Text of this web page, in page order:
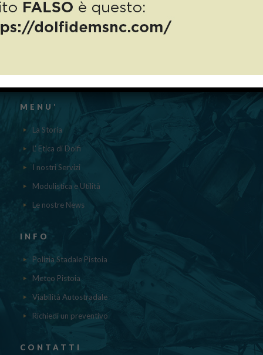
PUBBLICAZIONE AIUTI DI STATO
MENU’
La Storia
L' Etica di Dolfi
I nostri Servizi
Modulistica e Utilità
Le nostre News
INFO
Polizia Stadale Pistoia
Meteo Pistoia
Viabilità Autostradale
Richiedi un preventivo
CONTATTI